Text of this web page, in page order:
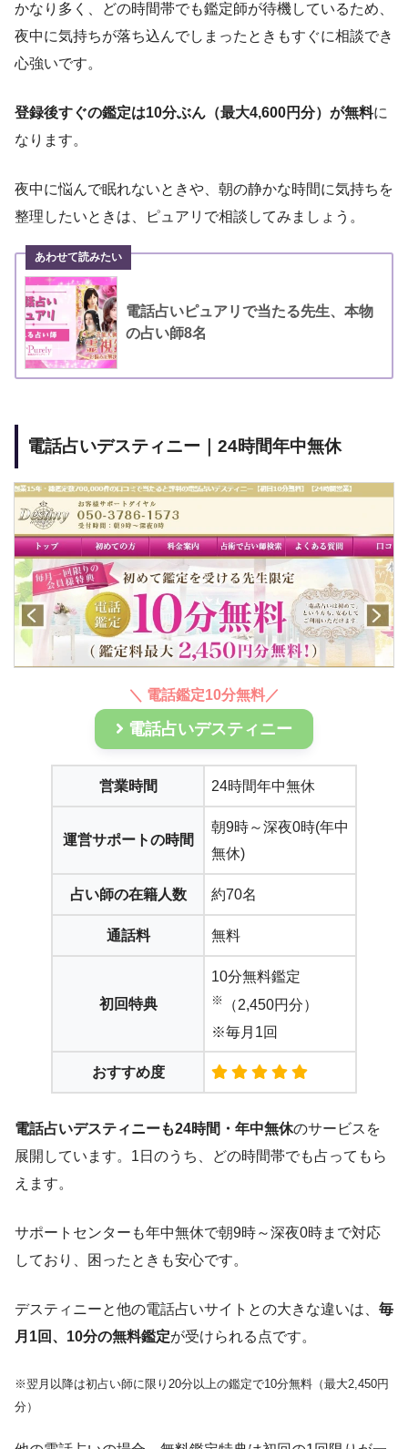
かなり多く、どの時間帯でも鑑定師が待機しているため、
夜中に気持ちが落ち込んでしまったときもすぐに相談でき
心強いです。
登録後すぐの鑑定は10分ぶん（最大4,600円分）が無料に
なります。
夜中に悩んで眠れないときや、朝の静かな時間に気持ちを
整理したいときは、ピュアリで相談してみましょう。
電話占いピュアリで当たる先生、本物
の占い師8名
電話占いデスティニー｜24時間年中無休
＼ 電話鑑定10分無料／
電話占いデスティニー
営業時間 24時間年中無休
運営サポートの時間
朝9時～深夜0時(年中
無休)
占い師の在籍人数 約70名
通話料 無料
初回特典
10分無料鑑定
※
（2,450円分）
※毎月1回
おすすめ度
電話占いデスティニーも24時間・年中無休のサービスを
展開しています。1日のうち、どの時間帯でも占ってもら
えます。
サポートセンターも年中無休で朝9時～深夜0時まで対応
しており、困ったときも安心です。
デスティニーと他の電話占いサイトとの大きな違いは、 毎
月1回、10分の無料鑑定が受けられる点です。
※翌月以降は初占い師に限り20分以上の鑑定で10分無料（最大2,450円
分）